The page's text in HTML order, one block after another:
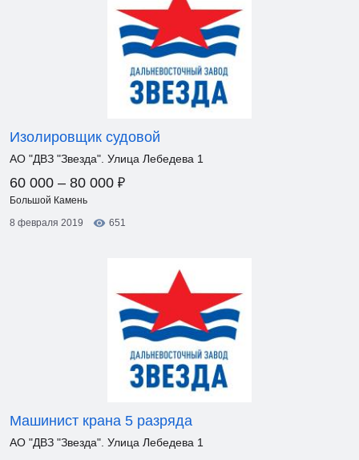
Изолировщик судовой
АО "ДВЗ "Звезда". Улица Лебедева 1
60 000 – 80 000 ₽
Большой Камень
8 февраля 2019
651
Машинист крана 5 разряда
АО "ДВЗ "Звезда". Улица Лебедева 1